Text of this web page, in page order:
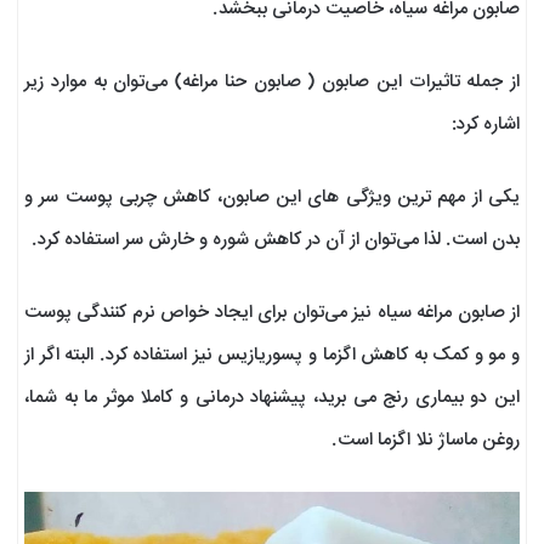
صابون مراغه سیاه، خاصیت درمانی ببخشد.
از جمله تاثیرات این صابون ( صابون حنا مراغه) می‌توان به موارد زیر
اشاره کرد:
یکی از مهم ترین ویژگی های این صابون، کاهش چربی پوست سر و
بدن است. لذا می‌توان از آن در کاهش شوره و خارش سر استفاده کرد.
از صابون مراغه سیاه نیز می‌توان برای ایجاد خواص نرم کنندگی پوست
و مو و کمک به کاهش اگزما و پسوریازیس نیز استفاده کرد. البته اگر از
این دو بیماری رنج می برید، پیشنهاد درمانی و کاملا موثر ما به شما،
روغن ماساژ نلا اگزما است.